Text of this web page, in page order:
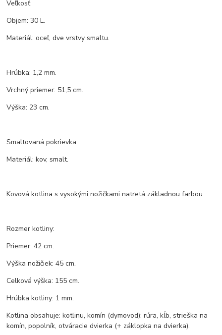
Veľkosť:
Objem: 30 L.
Materiál: oceľ, dve vrstvy smaltu.
Hrúbka: 1,2 mm.
Vrchný priemer: 51,5 cm.
Výška: 23 cm.
Smaltovaná pokrievka
Materiál: kov, smalt.
Kovová kotlina s vysokými nožičkami natretá základnou farbou.
Rozmer kotliny:
Priemer: 42 cm.
Výška nožičiek: 45 cm.
Celková výška: 155 cm.
Hrúbka kotliny: 1 mm.
Kotlina obsahuje: kotlinu, komín (dymovod): rúra, kĺb, strieška na
komín, popolník, otváracie dvierka (+ záklopka na dvierka).